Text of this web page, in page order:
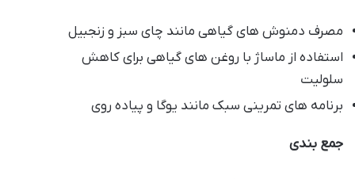
مصرف دمنوش های گیاهی مانند چای سبز و زنجبیل
استفاده از ماساژ با روغن های گیاهی برای کاهش
سلولیت
برنامه های تمرینی سبک مانند یوگا و پیاده روی
جمع بندی